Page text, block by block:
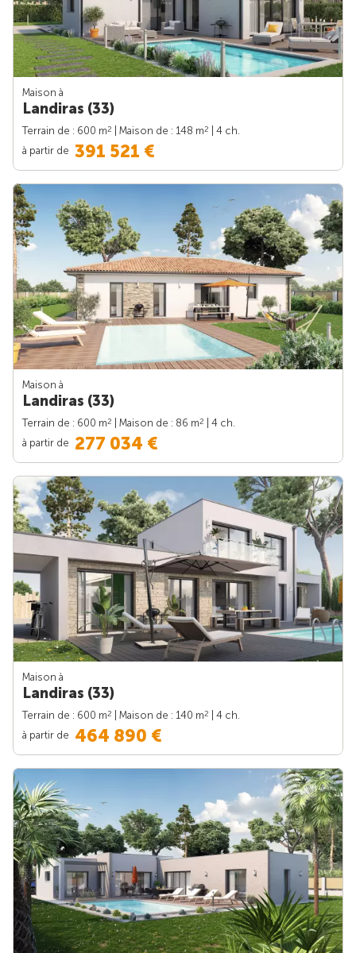
Maison à
Landiras (33)
Terrain de : 600 m2 | Maison de : 148 m2
| 4 ch.
à partir de 391 521 €
Maison à
Landiras (33)
Terrain de : 600 m2 | Maison de : 86 m2
| 4 ch.
à partir de 277 034 €
Maison à
Landiras (33)
Terrain de : 600 m2 | Maison de : 140 m2
| 4 ch.
à partir de 464 890 €